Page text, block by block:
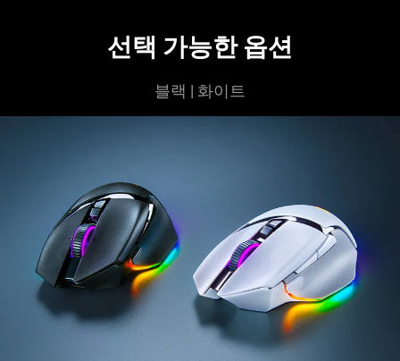
선택 가능한 옵션
블랙 | 화이트